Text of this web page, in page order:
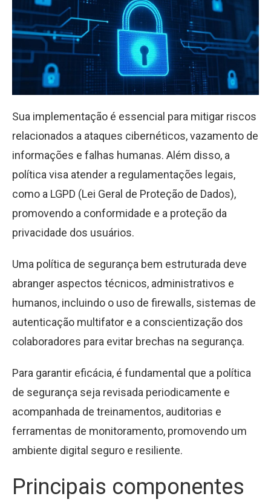
Sua implementação é essencial para mitigar riscos
relacionados a ataques cibernéticos, vazamento de
informações e falhas humanas. Além disso, a
política visa atender a regulamentações legais,
como a LGPD (Lei Geral de Proteção de Dados),
promovendo a conformidade e a proteção da
privacidade dos usuários.
Uma política de segurança bem estruturada deve
abranger aspectos técnicos, administrativos e
humanos, incluindo o uso de firewalls, sistemas de
autenticação multifator e a conscientização dos
colaboradores para evitar brechas na segurança.
Para garantir eficácia, é fundamental que a política
de segurança seja revisada periodicamente e
acompanhada de treinamentos, auditorias e
ferramentas de monitoramento, promovendo um
ambiente digital seguro e resiliente.
Principais componentes